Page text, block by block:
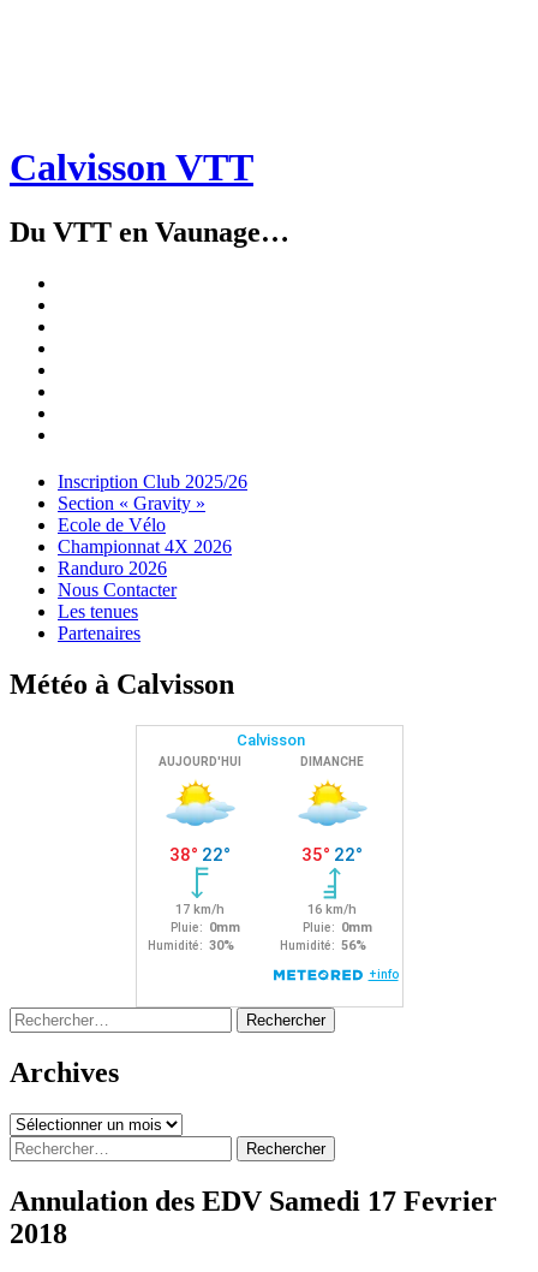
Calvisson VTT
Du VTT en Vaunage…
Menu
Widgets
Recherche
Aller
contenu
Inscription Club 2025/26
Section « Gravity »
Ecole de Vélo
Championnat 4X 2026
Randuro 2026
Nous Contacter
Les tenues
Partenaires
Météo à Calvisson
Rechercher :
Archives
Archives
Rechercher :
Annulation des EDV Samedi 17 Fevrier
2018